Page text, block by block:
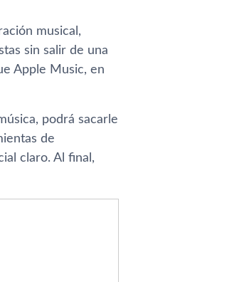
musical,
sin salir de una
Apple Music, en
podrá sacarle
de
claro. Al final,